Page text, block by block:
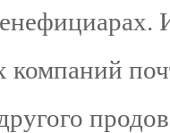
компаний